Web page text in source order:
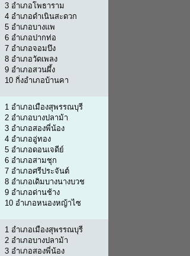
3 อำเภอโพธาราม
4 อำเภอดำเนินสะดวก
5 อำเภอบางแพ
6 อำเภอปากท่อ
7 อำเภอจอมบึง
8 อำเภอวัดเพลง
9 อำเภอสวนผึ้ง
10 กิ่งอำเภอบ้านคา
1 อำเภอเมืองสุพรรณบุรี
2 อำเภอบางปลาม้า
3 อำเภอสองพี่น้อง
4 อำเภออู่ทอง
5 อำเภอดอนเจดีย์
6 อำเภอสามชุก
7 อำเภอศรีประจันต์
8 อำเภอเดิมบางนางบวช
9 อำเภอด่านช้าง
10 อำเภอหนองหญ้าไซ
1 อำเภอเมืองสุพรรณบุรี
2 อำเภอบางปลาม้า
3 อำเภอสองพี่น้อง